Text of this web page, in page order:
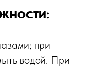
при
водой. При